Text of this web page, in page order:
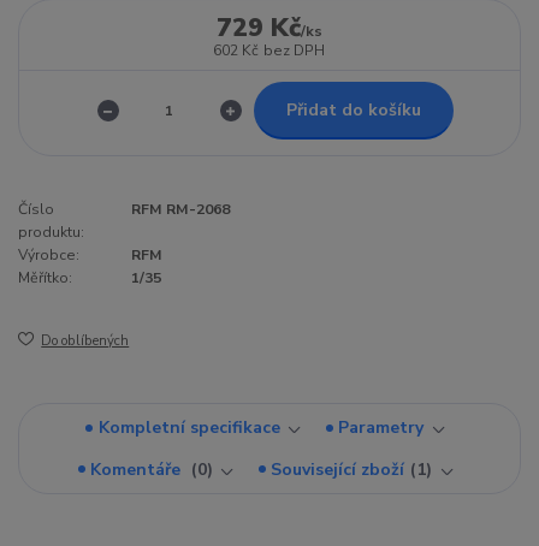
729 Kč/ks
602 Kč bez DPH
Přidat do košíku
Číslo
produktu:
RFM RM-2068
Výrobce:
RFM
Měřítko:
1/35
Do oblíbených
Kompletní specifikace
Parametry
Komentáře
0 Související zboží 1